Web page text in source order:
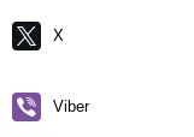
X
Viber